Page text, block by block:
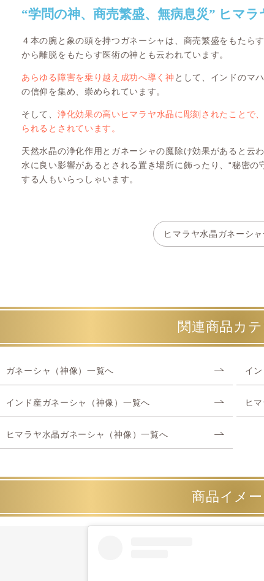
“学問の神、商売繁盛、無病息災” ヒマ
４本の腕と象の頭を持つガネーシャは、商売繁盛をもたら
から離脱をもたらす医術の神とも云われています。
あらゆる障害を乗り越え成功へ導く神 として、インドのマ
の信仰を集め、崇められています。
そして、 浄化効果の高いヒマラヤ水晶に彫刻されたことで
られるとされています。
天然水晶の浄化作用とガネーシャの魔除け効果があると云
水に良い影響があるとされる置き場所に飾ったり、“秘密の
する人もいらっしゃいます。
ヒマラヤ水晶ガネーシ
関連商品カテ
ガネーシャ（神像）一覧へ イ
インド産ガネーシャ（神像）一覧へ ヒ
ヒマラヤ水晶ガネーシャ（神像）一覧へ
商品イメ